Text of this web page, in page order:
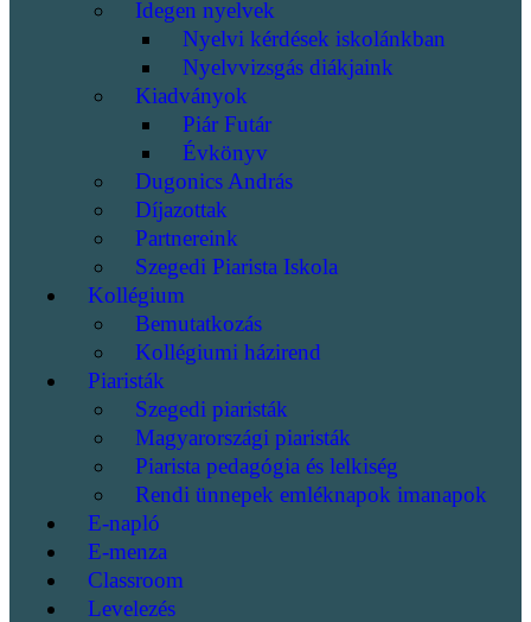
Idegen nyelvek
Nyelvi kérdések iskolánkban
Nyelvvizsgás diákjaink
Kiadványok
Piár Futár
Évkönyv
Dugonics András
Díjazottak
Partnereink
Szegedi Piarista Iskola
Kollégium
Bemutatkozás
Kollégiumi házirend
Piaristák
Szegedi piaristák
Magyarországi piaristák
Piarista pedagógia és lelkiség
Rendi ünnepek emléknapok imanapok
E-napló
E-menza
Classroom
Levelezés